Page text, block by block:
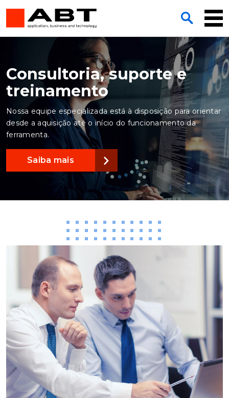
Consultoria, suporte e
treinamento
Nossa equipe especializada está à disposição para orientar
desde a aquisição até o início do funcionamento da
ferramenta.
Saiba mais